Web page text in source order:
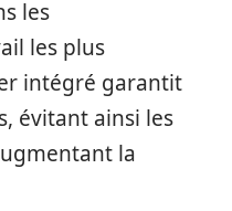
les
les plus
intégré garantit
évitant ainsi les
la